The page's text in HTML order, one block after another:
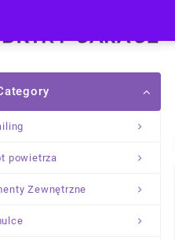
powietrza
Zewnętrzne